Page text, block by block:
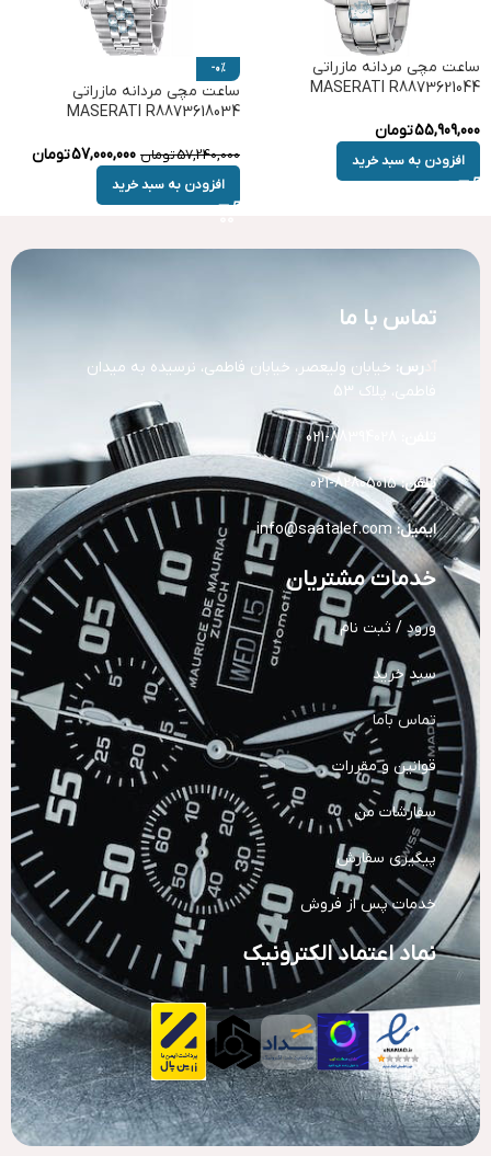
ساعت مچی مردانه مازراتی
MASERATI R8873621044
55,909,000تومان
افزودن به سبد خرید
-0%
ساعت مچی مردانه مازراتی
MASERATI R8873618034
57,240,000تومان 57,000,000تومان
افزودن به سبد خرید
تماس با ما
رس: خیابان ولیعصر، خیابان فاطمی، نرسیده به میدان
فاطمی، پلاک 53
تلفن:82805015-021
ایمیل: info@saatalef.com
خدمات مشتریان
ورود / ثبت نام
سبد خرید
تماس باما
قوانین و مقررات
سفارشات من
پیگیری سفارش
خدمات پس از فروش
نماد اعتماد الکترونیک